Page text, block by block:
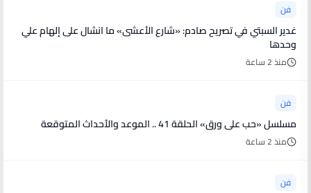
فن
غدير السبتي في تصريح صادم: «شارع الأعشى» ما انشال على إلهام علي
وحدها
منذ 2 ساعة
فن
مسلسل «حب على ورق» الحلقة 41 .. الموعد والأحداث المتوقعة
منذ 2 ساعة
فن